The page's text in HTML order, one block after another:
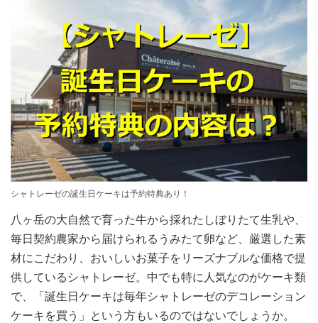
シャトレーゼの誕生日ケーキは予約特典あり！
八ヶ岳の大自然で育った牛から採れたしぼりたて生乳や、
毎日契約農家から届けられるうみたて卵など、厳選した素
材にこだわり、おいしいお菓子をリーズナブルな価格で提
供しているシャトレーゼ。中でも特に人気なのがケーキ類
で、「誕生日ケーキは毎年シャトレーゼのデコレーション
ケーキを買う」という方もいるのではないでしょうか。